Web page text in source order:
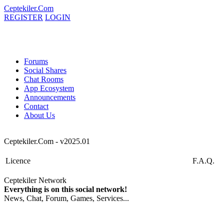
Ceptekiler.Com
REGISTER LOGIN
Forums
Social Shares
Chat Rooms
App Ecosystem
Announcements
Contact
About Us
Ceptekiler.Com - v2025.01
Licence F.A.Q.
Ceptekiler Network
Everything is on this social network!
News, Chat, Forum, Games, Services...